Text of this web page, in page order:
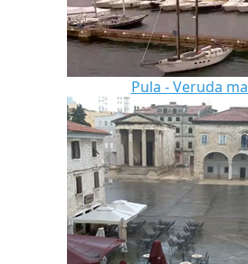
Pula - Veruda